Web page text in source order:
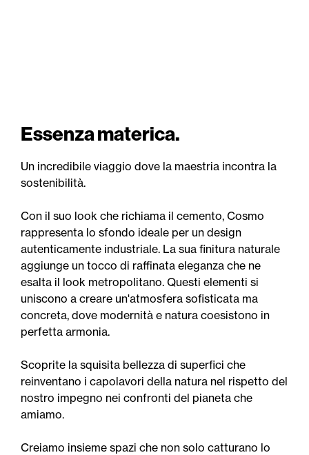
Essenza materica.
Un incredibile viaggio dove la maestria incontra la
sostenibilità.
Con il suo look che richiama il cemento, Cosmo
rappresenta lo sfondo ideale per un design
autenticamente industriale. La sua finitura naturale
aggiunge un tocco di raffinata eleganza che ne
esalta il look metropolitano. Questi elementi si
uniscono a creare un'atmosfera sofisticata ma
concreta, dove modernità e natura coesistono in
perfetta armonia.
Scoprite la squisita bellezza di superfici che
reinventano i capolavori della natura nel rispetto del
nostro impegno nei confronti del pianeta che
amiamo.
Creiamo insieme spazi che non solo catturano lo